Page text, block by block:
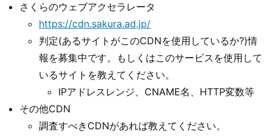
さくらのウェブアクセラレータ
https://cdn.sakura.ad.jp/
判定(あるサイトがこのCDNを使用しているか?)情
報を募集中です。もしくはこのサービスを使用して
いるサイトを教えてください。
IPアドレスレンジ、CNAME名、HTTP変数等
その他CDN
調査すべきCDNがあれば教えてください。